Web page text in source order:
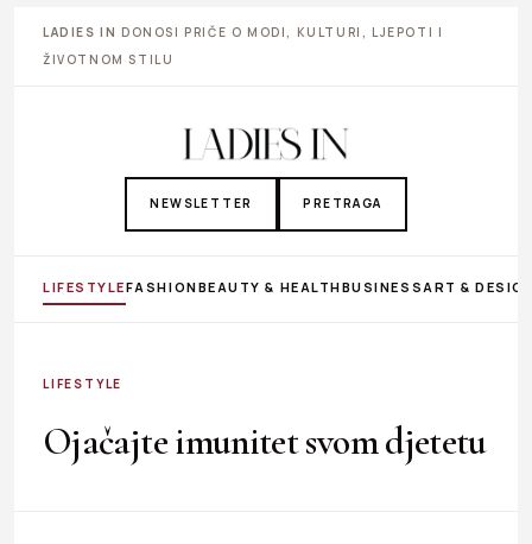
LADIES IN DONOSI PRIČE O MODI, KULTURI, LJEPOTI I
ŽIVOTNOM STILU
NEWSLETTER PRETRAGA
LIFESTYLEFASHIONBEAUTY & HEALTHBUSINESS ART &
LIFESTYLE
Ojačajte imunitet svom djetetu